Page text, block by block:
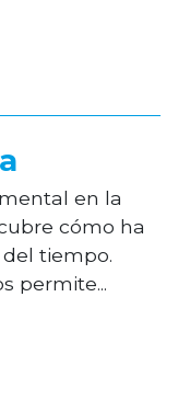
en la
cómo ha
tiempo.
permite...